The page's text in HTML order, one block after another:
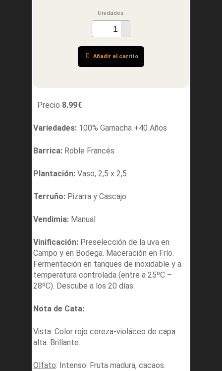
Unidades:
Añadir al carrito
Precio 8.99€
Variedades: 100% Garnacha +40 Años
Barrica: Roble Francés
Plantación: Vaso, 2,5 x 2,5
Terruño: Pizarra y Cascajo
Vendimia: Manual
Vinificación: Preselección de la uva en
Campo y en Bodega. Maceración en Frío.
Fermentación en tanques de inoxidable y a
temperatura controlada (entre a 25ºC –
28ºC). Descube a los 20 días.
Nota de Cata:
Vista: Color rojo cereza-violáceo de capa
alta. Brillante.
Olfato: Intenso. Fruta madura, cacaos.